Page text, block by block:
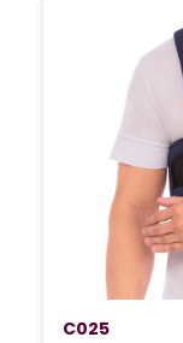
C025